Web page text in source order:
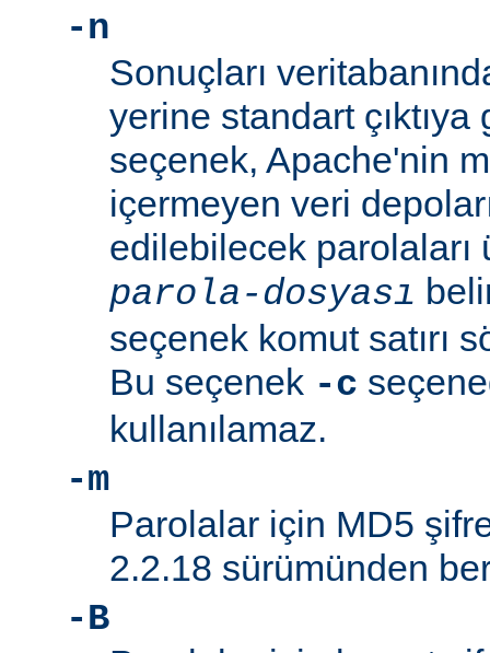
-n
Sonuçları
yerine standart çıktıya
seçenek, Apache'nin
içermeyen veri
edilebilecek parolaları
parola-dosyası
seçenek komut satırı
Bu seçenek -c
kullanılamaz.
-m
Parolalar için MD5
2.2.18 sürümünden
-B